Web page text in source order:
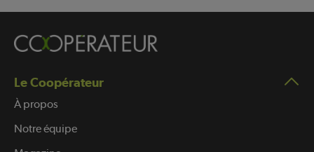
Le Coopérateur
À propos
Notre équipe